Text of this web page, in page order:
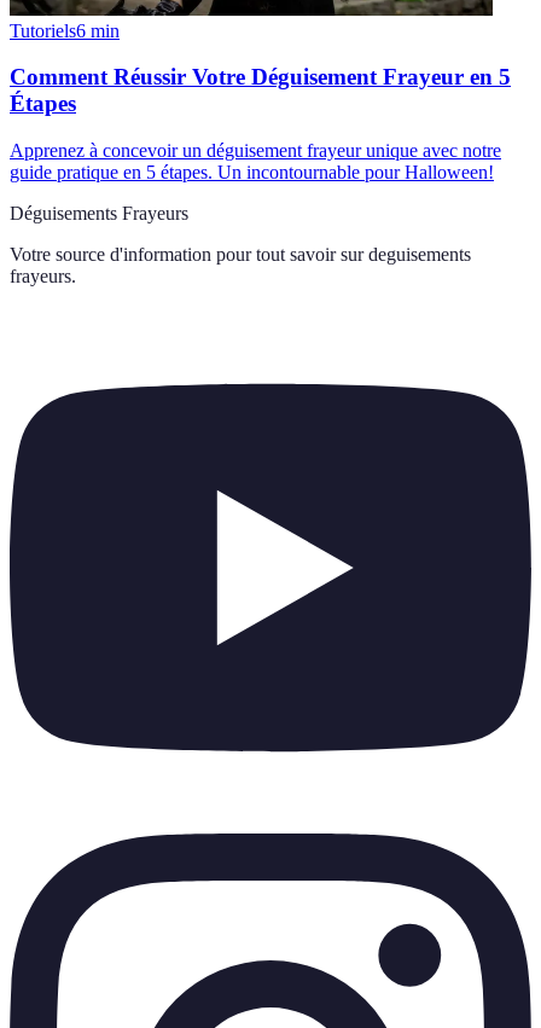
Tutoriels6 min
Comment Réussir Votre Déguisement Frayeur en 5
Étapes
Apprenez à concevoir un déguisement frayeur unique avec notre
guide pratique en 5 étapes. Un incontournable pour Halloween!
Déguisements Frayeurs
Votre source d'information pour tout savoir sur deguisements
frayeurs.